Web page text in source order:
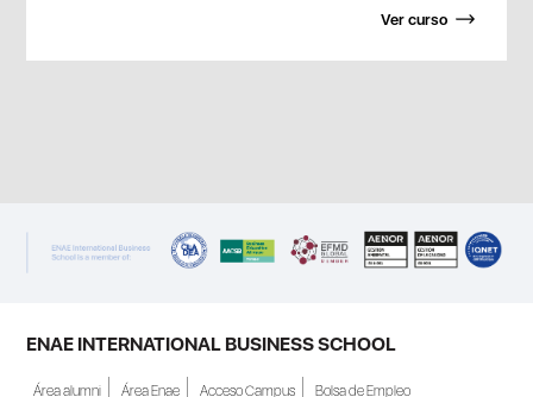
Ver curso
ENAE INTERNATIONAL BUSINESS SCHOOL
Área alumni Área Enae Acceso Campus Bolsa de Empleo